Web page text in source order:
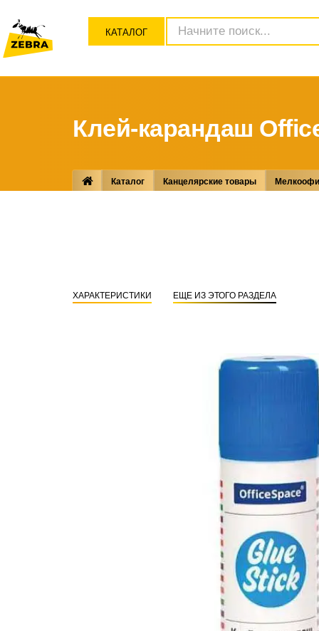
КАТАЛОГ
Клей-карандаш
Каталог Канцелярские товары
ХАРАКТЕРИСТИКИ ЕЩЕ ИЗ ЭТОГО РАЗДЕЛА